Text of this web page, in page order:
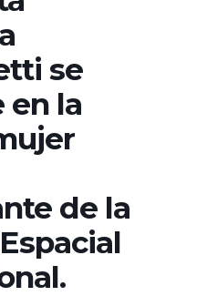
se
en la
de la